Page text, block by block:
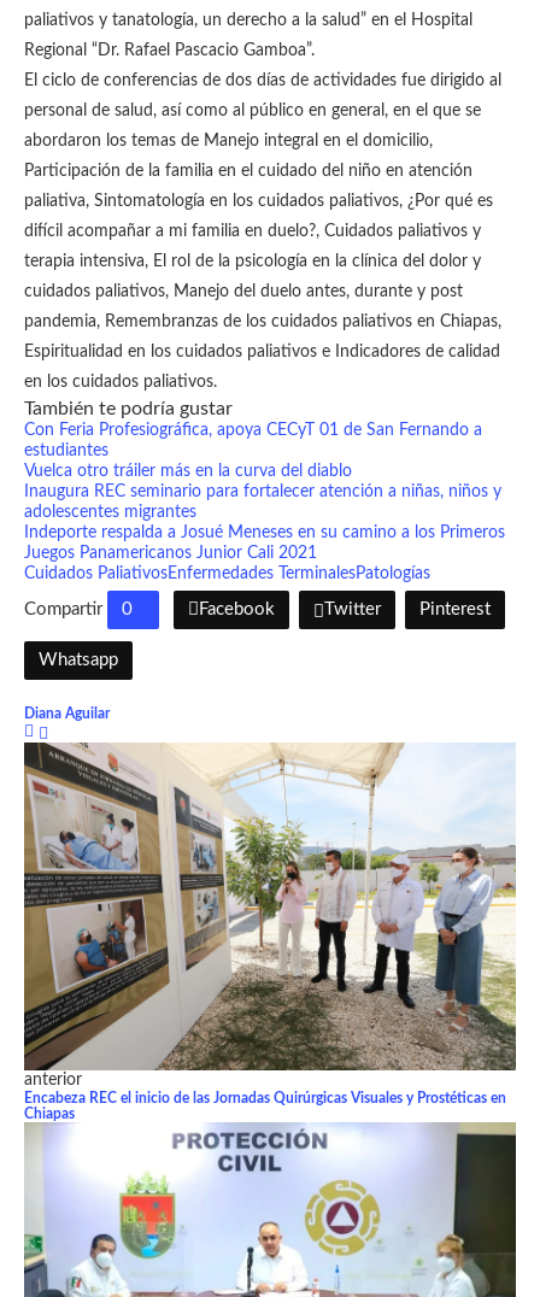
paliativos y tanatología, un derecho a la salud” en el Hospital
Regional “Dr. Rafael Pascacio Gamboa”.
El ciclo de conferencias de dos días de actividades fue dirigido al
personal de salud, así como al público en general, en el que se
abordaron los temas de Manejo integral en el domicilio,
Participación de la familia en el cuidado del niño en atención
paliativa, Sintomatología en los cuidados paliativos, ¿Por qué es
difícil acompañar a mi familia en duelo?, Cuidados paliativos y
terapia intensiva, El rol de la psicología en la clínica del dolor y
cuidados paliativos, Manejo del duelo antes, durante y post
pandemia, Remembranzas de los cuidados paliativos en Chiapas,
Espiritualidad en los cuidados paliativos e Indicadores de calidad
en los cuidados paliativos.
También te podría gustar
Con Feria Profesiográfica, apoya CECyT 01 de San Fernando a
estudiantes
Vuelca otro tráiler más en la curva del diablo
Inaugura REC seminario para fortalecer atención a niñas, niños y
adolescentes migrantes
Indeporte respalda a Josué Meneses en su camino a los Primeros
Juegos Panamericanos Junior Cali 2021
Cuidados PaliativosEnfermedades TerminalesPatologías
Compartir 0 Facebook Twitter Pinterest
Whatsapp
Diana Aguilar
anterior
Encabeza REC el inicio de las Jornadas Quirúrgicas Visuales y Prostéticas en
Chiapas